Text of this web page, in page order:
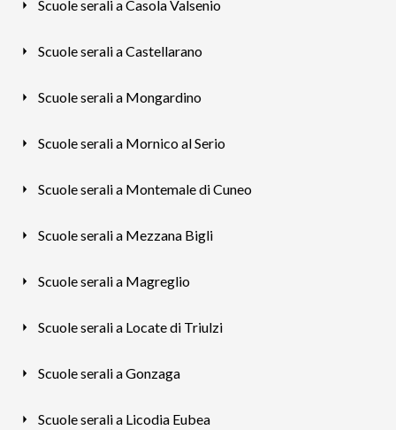
Scuole serali a Casola Valsenio
Scuole serali a Castellarano
Scuole serali a Mongardino
Scuole serali a Mornico al Serio
Scuole serali a Montemale di Cuneo
Scuole serali a Mezzana Bigli
Scuole serali a Magreglio
Scuole serali a Locate di Triulzi
Scuole serali a Gonzaga
Scuole serali a Licodia Eubea